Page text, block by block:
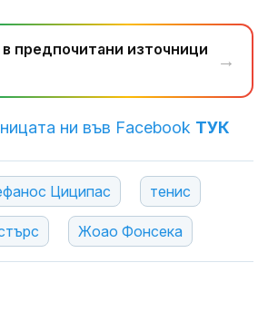
предпочитани източници
→
ни във Facebook ТУК
Циципас тенис
Жоао Фонсека